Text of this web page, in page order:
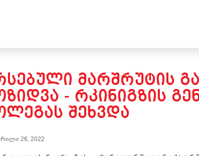
ᲛᲐᲠᲨᲠᲣᲢᲘᲡ
- ᲠᲙᲘᲜᲘᲒᲖᲘᲡ
ᲨᲔᲮᲕᲓᲐ
26, 2022